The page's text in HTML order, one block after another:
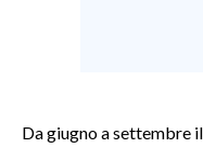
Da giugno a settembre